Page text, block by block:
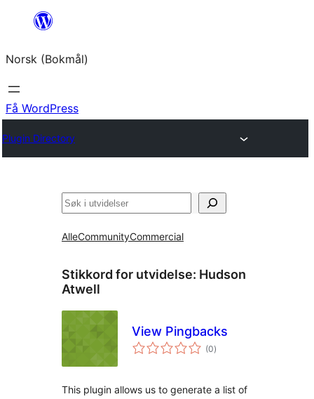
Hopp
innhold
Norsk (Bokmål)
Få WordPress
Plugin Directory
Søk
AlleCommunityCommercial
Stikkord for utvidelse: Hudson
Atwell
View Pingbacks
(0totale
vurderinger
)
This plugin allows us to generate a list of